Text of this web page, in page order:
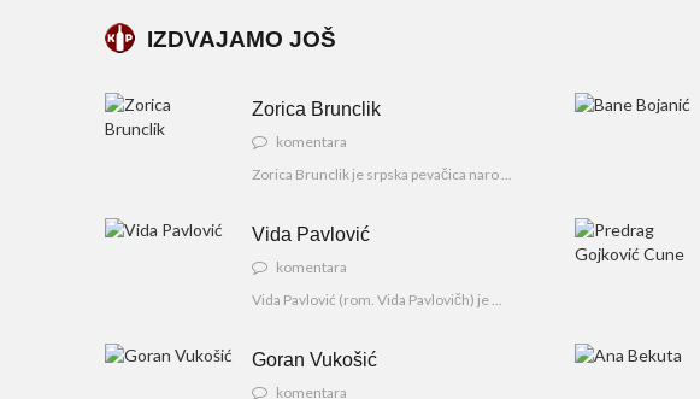
IZDVAJAMO JOŠ
Zorica Brunclik
komentara
Zorica Brunclik je srpska pevačica naro ...
Vida Pavlović
komentara
Vida Pavlović (rom. Vida Pavlovičh) je ...
Goran Vukošić
komentara